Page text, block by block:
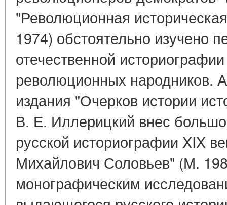
"Революционная
1974) обстоятельно изучено
отечественной
революционных народников.
издания "Очерков истории
В. Е. Иллерицкий внес
русской историографии XIX
Михайлович Соловьев" (М.
монографическим